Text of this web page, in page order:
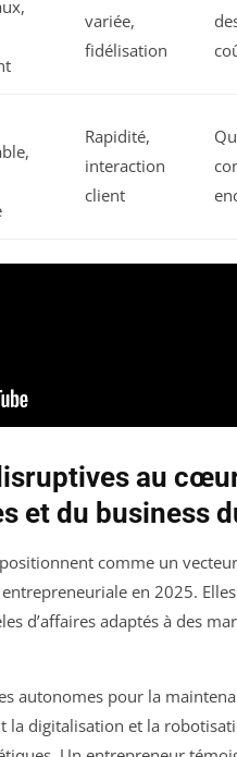
variée,
fidélisation
Rapidité,
interaction
client
au
et du business
comme un vecteur
en 2025.
d’affaires adaptés à des
autonomes pour la
la digitalisation et la